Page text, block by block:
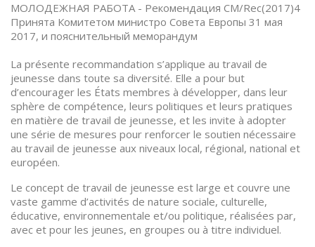
МОЛОДЕЖНАЯ РАБОТА - Рекомендация CM/Rec(2017)4
Принята Комитетом министро Совета Европы 31 мая
2017, и пояснительный меморандум
La présente recommandation s’applique au travail de
jeunesse dans toute sa diversité. Elle a pour but
d’encourager les États membres à développer, dans leur
sphère de compétence, leurs politiques et leurs pratiques
en matière de travail de jeunesse, et les invite à adopter
une série de mesures pour renforcer le soutien nécessaire
au travail de jeunesse aux niveaux local, régional, national et
européen.
Le concept de travail de jeunesse est large et couvre une
vaste gamme d’activités de nature sociale, culturelle,
éducative, environnementale et/ou politique, réalisées par,
avec et pour les jeunes, en groupes ou à titre individuel.